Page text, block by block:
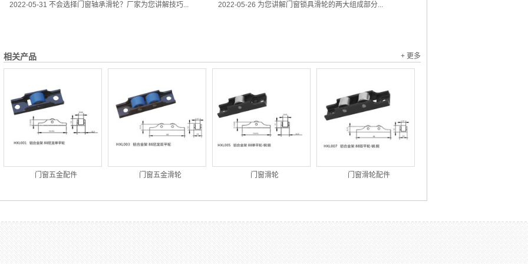
2022-05-31 不会选择门窗轴承滑轮？厂家为您讲解技巧... 2022-05-26 为您讲解门窗锁具滑轮的两大组成部分...
相关产品 + 更多
门窗五金配件 门窗五金滑轮 门窗滑轮 门窗滑轮配件